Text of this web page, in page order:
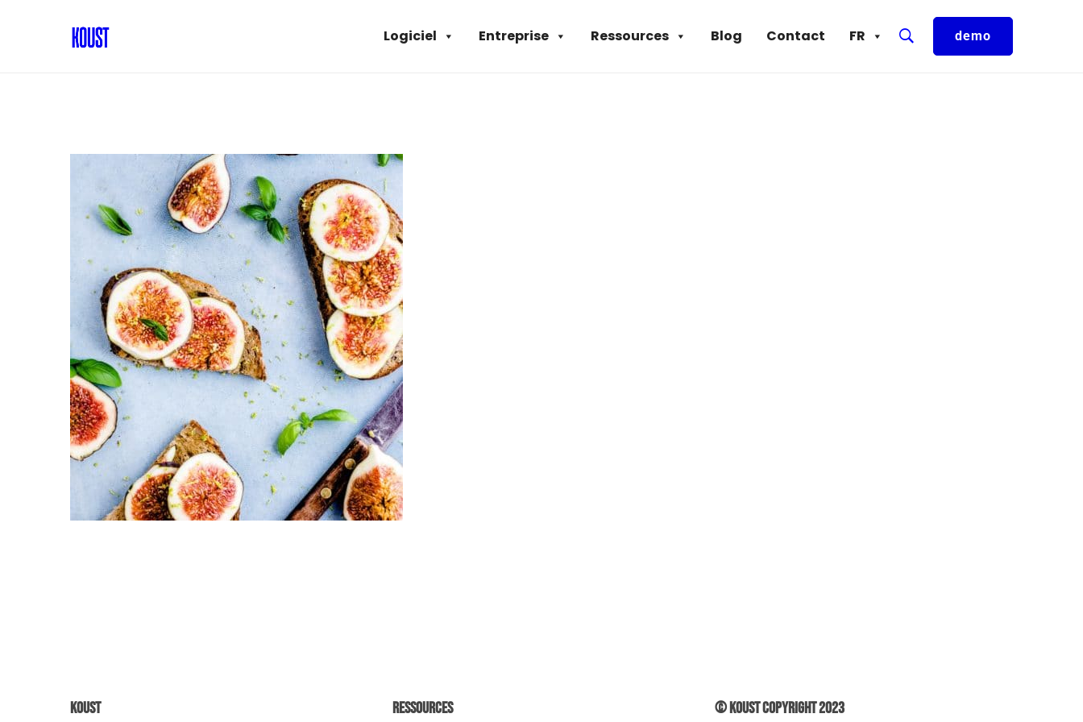
FR
Contact
Blog
Ressources
Entreprise
Logiciel demo
Koust Ressources © Koust Copyright 2023